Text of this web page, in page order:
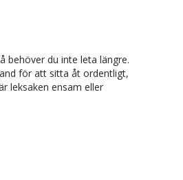
behöver du inte leta längre.
för att sitta åt ordentligt,
leksaken ensam eller